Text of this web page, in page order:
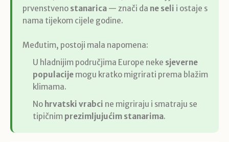
prvenstveno stanarica — znači da ne seli i ostaje s
nama tijekom cijele godine.
Međutim, postoji mala napomena:
U hladnijim područjima Europe neke sjeverne
populacije mogu kratko migrirati prema blažim
klimama.
No hrvatski vrabci ne migriraju i smatraju se
tipičnim prezimljujućim stanarima.